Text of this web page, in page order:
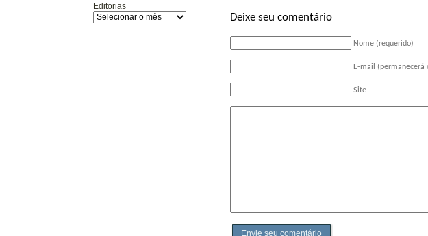
Editorias
Deixe seu comentário
Nome (requerido)
E-mail (permanecerá
Site
Envie seu comentário